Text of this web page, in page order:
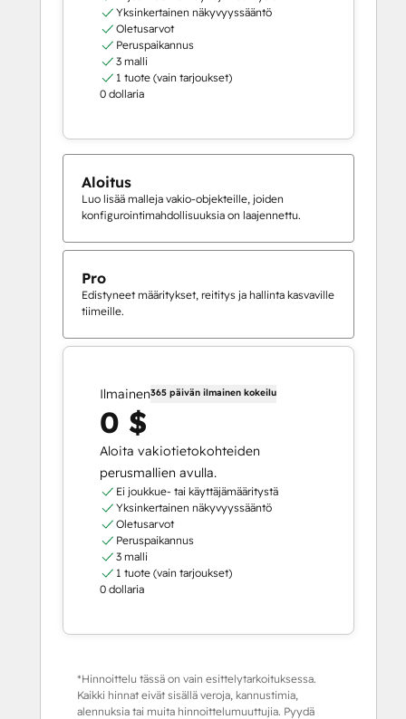
Yksinkertainen näkyvyyssääntö
Oletusarvot
Peruspaikannus
3 malli
1 tuote (vain tarjoukset)
0 dollaria
Aloitus
Luo lisää malleja vakio-objekteille, joiden
konfigurointimahdollisuuksia on laajennettu.
Pro
Edistyneet määritykset, reititys ja hallinta kasvaville
tiimeille.
Ilmainen365 päivän ilmainen kokeilu
0 $
Aloita vakiotietokohteiden
perusmallien avulla.
Ei joukkue- tai käyttäjämääritystä
Yksinkertainen näkyvyyssääntö
Oletusarvot
Peruspaikannus
3 malli
1 tuote (vain tarjoukset)
0 dollaria
*Hinnoittelu tässä on vain esittelytarkoituksessa.
Kaikki hinnat eivät sisällä veroja, kannustimia,
alennuksia tai muita hinnoittelumuuttujia. Pyydä